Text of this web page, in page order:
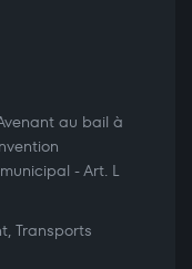
au bail à
- Art. L
Transports